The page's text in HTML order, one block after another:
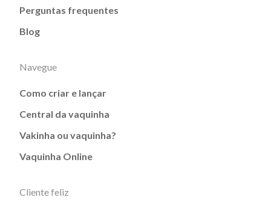
Perguntas frequentes
Blog
Navegue
Como criar e lançar
Central da vaquinha
Vakinha ou vaquinha?
Vaquinha Online
Cliente feliz